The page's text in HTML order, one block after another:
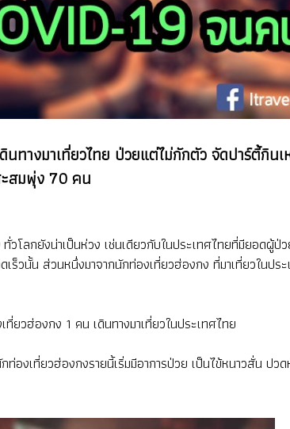
นทางมาเที่ยวไทย ป่วยแต่ไม่กักตัว จัดปาร์ตี้กิ
สมพุ่ง 70 คน
วโลกยังน่าเป็นห่วง เช่นเดียวกับในประเทศไทยที่มียอ
ร็วนั้น ส่วนหนึ่งมาจากนักท่องเที่ยวฮ่องกง ที่มาเที่ยวในปร
องกง 1 คน เดินทางมาเที่ยวในประเทศไทย
ที่ยวฮ่องกงรายนี้เริ่มมีอาการป่วย เป็นไข้หนาวสั่น ปวด